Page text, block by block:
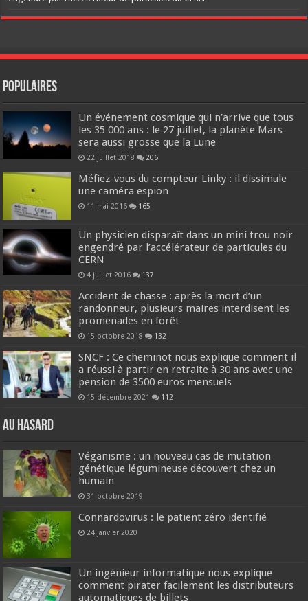
Populaires
Un événement cosmique qui n’arrive que tous
les 35 000 ans : le 27 juillet, la planète Mars
sera aussi grosse que la Lune
22 juillet 2018 206
Méfiez-vous du compteur Linky : il dissimule
une caméra espion
11 mai 2016 165
Un physicien disparaît dans un mini trou noir
engendré par l’accélérateur de particules du
CERN
4 juillet 2016 137
Accident de chasse : après la mort d’un
randonneur, plusieurs maires interdisent les
promenades en forêt
15 octobre 2018 132
SNCF : Ce cheminot nous explique comment il
a réussi à partir en retraite à 30 ans avec une
pension de 3500 euros mensuels
15 décembre 2021 112
Au hasard
Véganisme : un nouveau cas de mutation
génétique légumineuse découvert chez un
humain
31 octobre 2019
Connardovirus : le patient zéro identifié
24 janvier 2020
Un ingénieur informatique nous explique
comment pirater facilement les distributeurs
automatiques de billets